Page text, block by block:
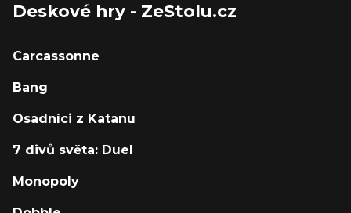
Deskové hry - ZeStolu.cz
Carcassonne
Bang
Osadníci z Katanu
7 divů světa: Duel
Monopoly